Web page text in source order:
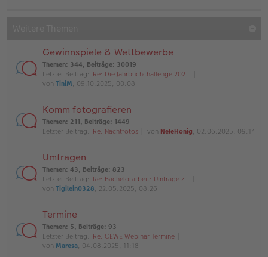
Gewinnspiele & Wettbewerbe
Themen: 344, Beiträge: 30019
Letzter Beitrag: Re: Die Jahrbuchchallenge 202…
von TiniM, 09.10.2025, 00:08
Komm fotografieren
Themen: 211, Beiträge: 1449
Letzter Beitrag: Re: Nachtfotos von NeleHonig, 02.06.2025, 09:14
Umfragen
Themen: 43, Beiträge: 823
Letzter Beitrag: Re: Bachelorarbeit: Umfrage z…
von Tigilein0328, 22.05.2025, 08:26
Termine
Themen: 5, Beiträge: 93
Letzter Beitrag: Re: CEWE Webinar Termine
von Maresa, 04.08.2025, 11:18